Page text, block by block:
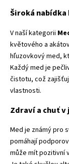
Široká
V naší kategorii
květového a
hľuzovkový med,
Každý med je
čistotu, což
vlastnosti.
Zdraví a chuť
Med je známý pro
pomáhají
může mít pozitivní